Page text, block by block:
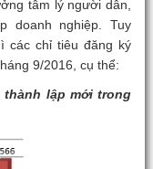
tâm lý người dân,
doanh nghiệp. Tuy
các chỉ tiêu đăng ký
9/2016, cụ thể:
lập mới trong